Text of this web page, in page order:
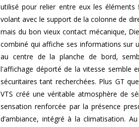
utilisé pour relier entre eux les
volant avec le support de la colonne de
mais du bon vieux contact mécanique,
combiné qui affiche ses informations sur
au centre de la planche de bord,
l'affichage déporté de la vitesse semble
sécuritaires tant recherchées. Plus GT
VTS créé une véritable atmosphère de
sensation renforcée par la présence
d’ambiance, intégré à la climatisation.